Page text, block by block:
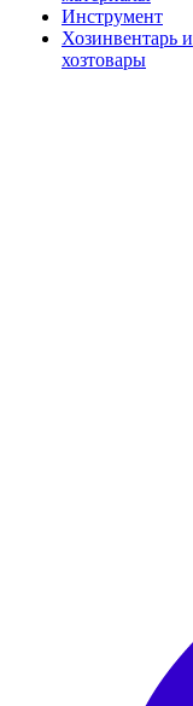
Инструмент
Хозинвентарь и
хозтовары